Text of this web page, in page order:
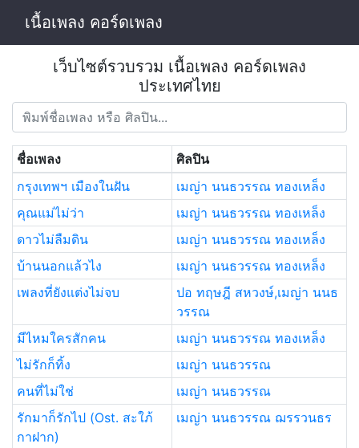
เนื้อเพลง คอร์ดเพลง
เว็บไซต์รวบรวม เนื้อเพลง คอร์ดเพลง
ประเทศไทย
ชื่อเพลง
ศิลปิน
กรุงเทพฯ เมืองในฝัน
เมญ่า นนธวรรณ ทองเหล็ง
คุณแม่ไม่ว่า
เมญ่า นนธวรรณ ทองเหล็ง
ดาวไม่ลืมดิน
เมญ่า นนธวรรณ ทองเหล็ง
บ้านนอกแล้วไง
เมญ่า นนธวรรณ ทองเหล็ง
เพลงที่ยังแต่งไม่จบ
ปอ ทฤษฎี สหวงษ์,เมญ่า นนธ
วรรณ
มีไหมใครสักคน
เมญ่า นนธวรรณ ทองเหล็ง
ไม่รักก็ทิ้ง
เมญ่า นนธวรรณ
คนที่ไม่ใช่
เมญ่า นนธวรรณ
รักมาก็รักไป (Ost. สะใภ้
กาฝาก)
เมญ่า นนธวรรณ ฌรรวนธร